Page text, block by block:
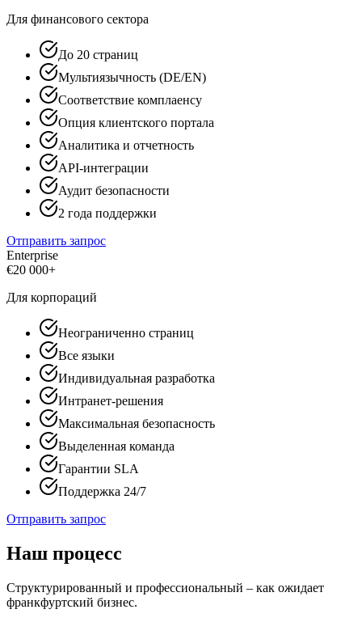
Для финансового сектора
До 20 страниц
Мультиязычность (DE/EN)
Соответствие комплаенсу
Опция клиентского портала
Аналитика и отчетность
API-интеграции
Аудит безопасности
2 года поддержки
Отправить запрос
Enterprise
€20 000+
Для корпораций
Неограниченно страниц
Все языки
Индивидуальная разработка
Интранет-решения
Максимальная безопасность
Выделенная команда
Гарантии SLA
Поддержка 24/7
Отправить запрос
Наш процесс
Структурированный и профессиональный – как ожидает
франкфуртский бизнес.